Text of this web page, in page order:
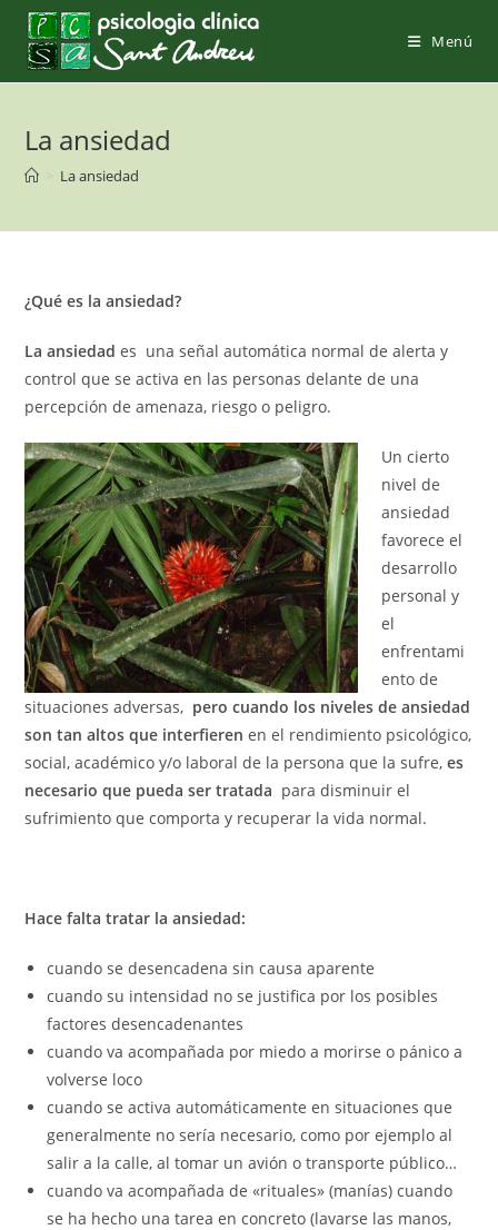
Saltar
contenido
Menú
La ansiedad
La ansiedad
¿Qué es la ansiedad?
La ansiedades una señal automática normal de alerta y
control que se activa en las personas delante de una
percepción de amenaza, riesgo o peligro.
Un cierto
nivel de
ansiedad
favorece el
desarrollo
personal y
el
enfrentami
ento de
situaciones adversas, pero cuando los niveles de ansiedad
son tan altos que interfierenen el rendimiento psicológico,
social, académico y/o laboral de la persona que la sufre,es
necesario que pueda ser tratada para disminuir el
sufrimiento que comporta y recuperar la vida normal.
Hace falta tratar la ansiedad:
cuando se desencadena sin causa aparente
cuando su intensidad no se justifica por los posibles
factores desencadenantes
cuando va acompañada por miedo a morirse o pánico a
volverse loco
cuando se activa automáticamente en situaciones que
generalmente no sería necesario, como por ejemplo al
salir a la calle, al tomar un avión o transporte público…
cuando va acompañada de «rituales» (manías) cuando
se ha hecho una tarea en concreto (lavarse las manos,